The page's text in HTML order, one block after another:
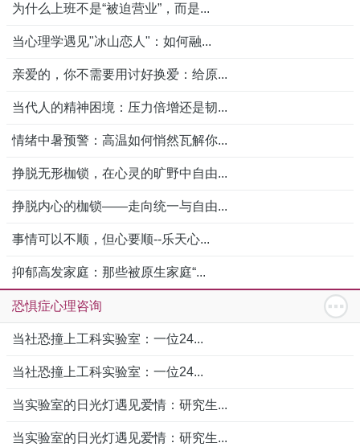
为什么上班不是“被迫营业”，而是...
当心理学遇见"冰山恋人"：如何融...
亲爱的，你不需要用讨好换爱：给原...
当代人的精神困境：压力倍增还是韧...
情绪中暑预警：高温如何悄然瓦解你...
挣脱无形枷锁，在心灵的旷野中自由...
挣脱内心的枷锁——走向统一与自由...
事情可以不顺，但心要顺--乐天心...
抑郁高发家庭：那些被原生家庭“...
恐惧症心理咨询
当社恐撞上工科实验室：一位24...
当社恐撞上工科实验室：一位24...
当实验室的日光灯遇见爱情：研究生...
当实验室的日光灯遇见爱情：研究生...